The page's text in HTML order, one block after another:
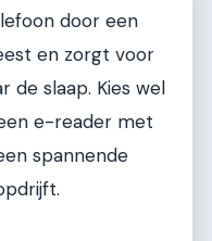
door een
en zorgt voor
de slaap. Kies wel
e-reader met
spannende